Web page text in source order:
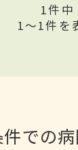
1件中
1〜1件を
での